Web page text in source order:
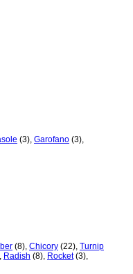
(3), Garofano (3),
(8) Chicory (22) Turnip
Radish (8) Rocket (3)